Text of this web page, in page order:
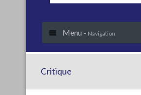
Menu - Navigation
Critique